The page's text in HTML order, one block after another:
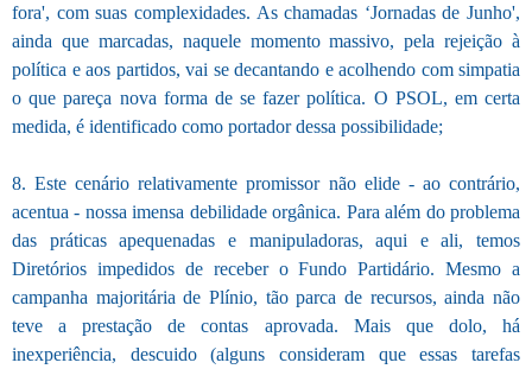
fora', com suas complexidades. As chamadas ‘Jornadas de Junho',
ainda que marcadas, naquele momento massivo, pela rejeição à
política e aos partidos, vai se decantando e acolhendo com simpatia
o que pareça nova forma de se fazer política. O PSOL, em certa
medida, é identificado como portador dessa possibilidade;
8. Este cenário relativamente promissor não elide - ao contrário,
acentua - nossa imensa debilidade orgânica. Para além do problema
das práticas apequenadas e manipuladoras, aqui e ali, temos
Diretórios impedidos de receber o Fundo Partidário. Mesmo a
campanha majoritária de Plínio, tão parca de recursos, ainda não
teve a prestação de contas aprovada. Mais que dolo, há
inexperiência, descuido (alguns consideram que essas tarefas